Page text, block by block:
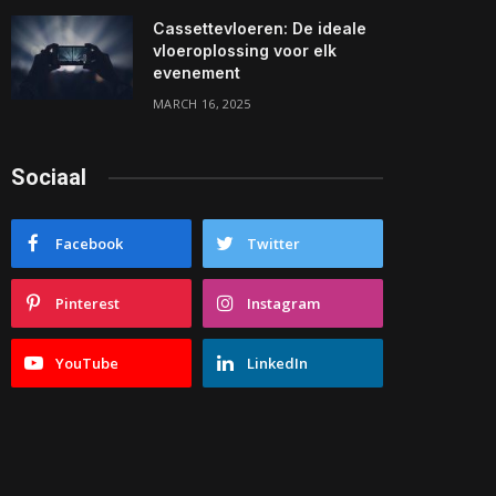
Cassettevloeren: De ideale
vloeroplossing voor elk
evenement
MARCH 16, 2025
Sociaal
Facebook Twitter
Pinterest Instagram
YouTube LinkedIn